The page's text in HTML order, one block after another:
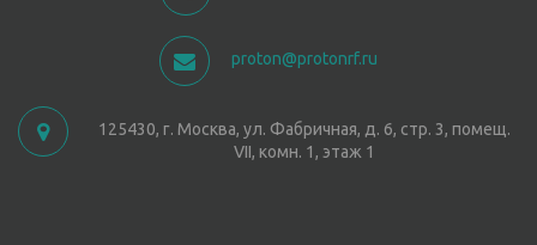
proton@protonrf.ru
125430, г. Москва, ул. Фабричная, д. 6, стр. 3, помещ.
VII, комн. 1, этаж 1